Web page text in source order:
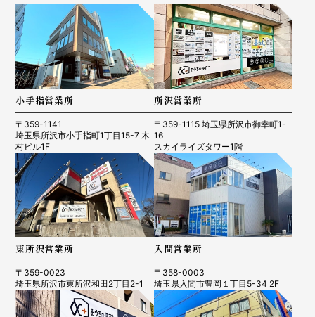
小手指営業所
〒359-1141
埼玉県所沢市小手指町1丁目15-7 木
村ビル1F
所沢営業所
〒359-1115 埼玉県所沢市御幸町1-
16
スカイライズタワー1階
東所沢営業所
〒359-0023
埼玉県所沢市東所沢和田2丁目2-1
入間営業所
〒358-0003
埼玉県入間市豊岡１丁目5-34 2F